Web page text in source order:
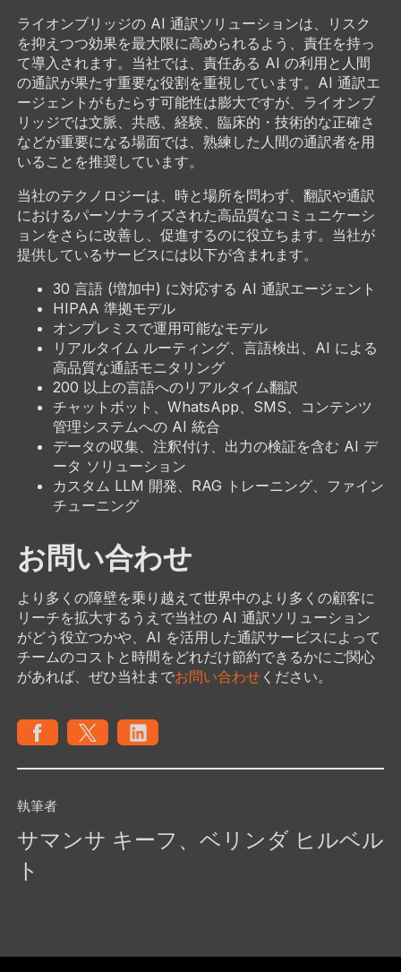
ライオンブリッジの AI 通訳ソリューションは、リスク
を抑えつつ効果を最大限に高められるよう、責任を持っ
て導入されます。当社では、責任ある AI の利用と人間
の通訳が果たす重要な役割を重視しています。AI 通訳エ
ージェントがもたらす可能性は膨大ですが、ライオンブ
リッジでは文脈、共感、経験、臨床的・技術的な正確さ
などが重要になる場面では、熟練した人間の通訳者を用
いることを推奨しています。
当社のテクノロジーは、時と場所を問わず、翻訳や通訳
におけるパーソナライズされた高品質なコミュニケーシ
ョンをさらに改善し、促進するのに役立ちます。当社が
提供しているサービスには以下が含まれます。
30 言語 (増加中) に対応する AI 通訳エージェント
HIPAA 準拠モデル
オンプレミスで運用可能なモデル
リアルタイム ルーティング、言語検出、AI による
高品質な通話モニタリング
200 以上の言語へのリアルタイム翻訳
チャットボット、WhatsApp、SMS、コンテンツ
管理システムへの AI 統合
データの収集、注釈付け、出力の検証を含む AI デ
ータ ソリューション
カスタム LLM 開発、RAG トレーニング、ファイン
チューニング
お問い合わせ
より多くの障壁を乗り越えて世界中のより多くの顧客に
リーチを拡大するうえで当社の AI 通訳ソリューション
がどう役立つかや、AI を活用した通訳サービスによって
チームのコストと時間をどれだけ節約できるかにご関心
があれば、ぜひ当社までお問い合わせください。
執筆者
サマンサ キーフ、ベリンダ ヒルベル
ト